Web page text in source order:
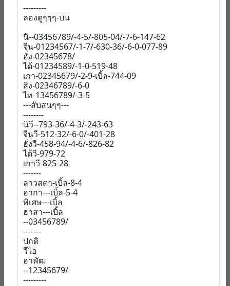
---------
ลองดูๆๆๆ-บน
นิ--03456789/-4-5/-805-04/-7-6-147-62
จีน-01234567/-1-7/-630-36/-6-0-077-89
ฮั่ง-02345678/
ไต้-01234589/-1-0-519-48
เกา-02345679/-2-9-เบิ้ล-744-09
สิง-02346789/-6-0
ไท-13456789/-3-5
---สับสนๆๆ---
--------
นิวี--793-36/-4-3/-243-63
จีนวี-512-32/-6-0/-401-28
ฮั่งวี-458-94/-4-6/-826-82
ไต้วี-979-72
เกาวี-825-28
-------
ลาวสตา-เบิ้ล-8-4
ฮากา---เบิ้ล-5-4
พิเศษ---เบิ้ล
ฮาสา---เบิ้ล
--03456789/
-------
ปกติ
วีไอ
ฮาพัฒ
--12345679/
---------